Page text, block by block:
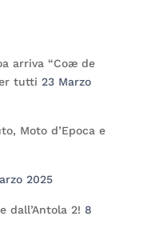
arriva “Coæ de
tutti 23 Marzo
Moto d’Epoca e
2025
dall’Antola 2! 8